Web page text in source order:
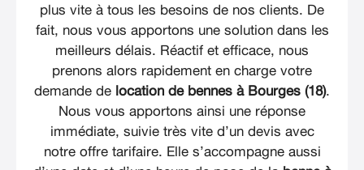
plus vite à tous les besoins de nos clients. De
fait, nous vous apportons une solution dans les
meilleurs délais. Réactif et efficace, nous
prenons alors rapidement en charge votre
demande de location de bennes à Bourges (18).
Nous vous apportons ainsi une réponse
immédiate, suivie très vite d’un devis avec
notre offre tarifaire. Elle s’accompagne aussi